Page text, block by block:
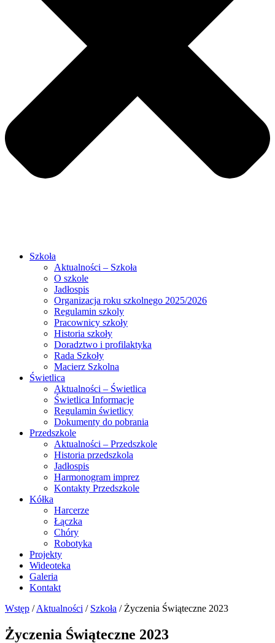
Szkoła
Aktualności – Szkoła
O szkole
Jadłospis
Organizacja roku szkolnego 2025/2026
Regulamin szkoly
Pracownicy szkoły
Historia szkoły
Doradztwo i profilaktyka
Rada Szkoły
Macierz Szkolna
Świetlica
Aktualności – Świetlica
Świetlica Informacje
Regulamin świetlicy
Dokumenty do pobrania
Przedszkole
Aktualności – Przedszkole
Historia przedszkola
Jadłospis
Harmonogram imprez
Kontakty Przedszkole
Kółka
Harcerze
Łączka
Chóry
Robotyka
Projekty
Wideoteka
Galeria
Kontakt
Wstęp / Aktualności / Szkoła / Życzenia Świąteczne 2023
Życzenia Świąteczne 2023